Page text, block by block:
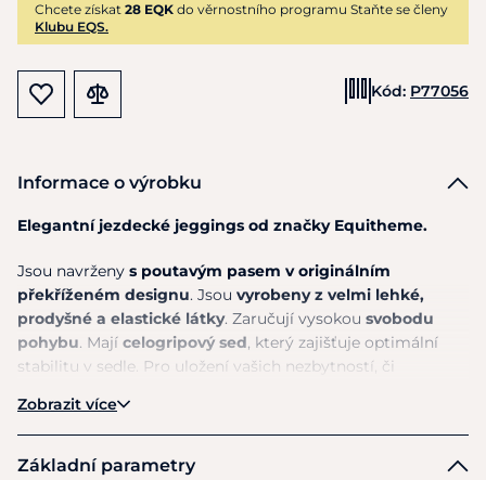
Chcete získat 28 EQK do věrnostního programu Staňte se členy
Klubu EQS.
Kód: P77056
Informace o výrobku
Elegantní jezdecké jeggings od značky Equitheme.
Jsou navrženy s poutavým pasem v originálním
překříženém designu. Jsou vyrobeny z velmi lehké,
prodyšné a elastické látky. Zaručují vysokou svobodu
pohybu. Mají celogripový sed, který zajišťuje optimální
stabilitu v sedle. Pro uložení vašich nezbytností, či
vzhled doplňuje třpytivý nápis "Miluji tě".
Materiál:Hlavní materiál: 78 % polyester, 22 % elastan. Pas:
Zobrazit více
Základní parametry